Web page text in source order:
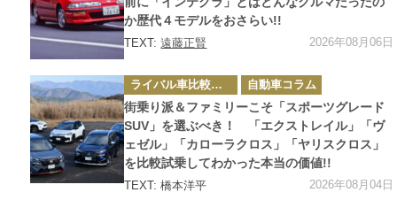
か歴代４モデルをおさらい!!
TEXT:遠藤正賢 2026年08月06日
カ
テ
ゴ
リ
ー
ライバル車比較テスト 自動車コラム
街乗り派＆ファミリーこそ「スポーツグレード
SUV」を選ぶべき！ 「エクストレイル」「ヴ
ェゼル」「カローラクロス」「ヤリスクロス」
を比較試乗してわかった本当の価値!!
TEXT: 橋本洋平 2026年08月04日